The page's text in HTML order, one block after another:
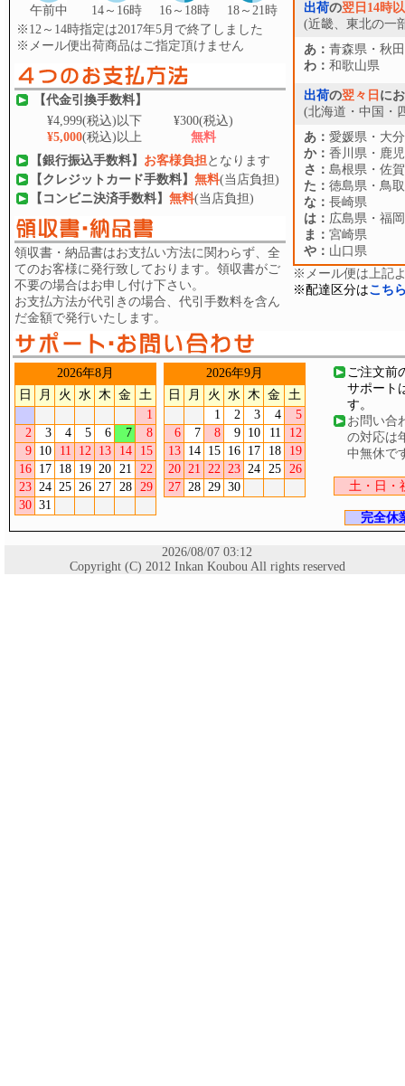
午前中 14～16時 16～18時
18～21時
※12～14時指定は2017年5月で終了しました
※メール便出荷商品はご指定頂けません
【代金引換手数料】
¥4,999(税込)以下 ¥300(税込)
¥5,000(税込)以上
無料
【銀行振込手数料】 お客様負担となります
【クレジットカード手数料】 無料(当店負担)
【コンビニ決済手数料】 無料(当店負担)
領収書・納品書はお支払い方法に関わらず、全
てのお客様に発行致しております。領収書がご
不要の場合はお申し付け下さい。
お支払方法が代引きの場合、代引手数料を含ん
だ金額で発行いたします。
出荷の翌日14時
(近畿、東北の一
あ： 青森県・秋
わ： 和歌山県
出荷の翌々日 に
(北海道・中国・
あ： 愛媛県・大
か： 香川県・鹿
さ： 島根県・佐
た： 徳島県・鳥
な： 長崎県
は： 広島県・福
ま： 宮崎県
や： 山口県
※メール便は上記
※配達区分はこち
ご注文前
サポート
す。
お問い合
の対応は
中無休で
土・日
完全
2026年8月
日
月 火 水 木 金
土
1
2
3 4 5 6 7
8
9 10 11 12 13 14
15
16 17 18 19 20 21
22
23 24 25 26 27 28 29
30 31
2026年9月
日
月 火 水 木 金
土
1
2 3 4
5
6
7 8 9 10 11
12
13 14 15 16 17 18
19
20 21 22 23 24 25 26
27 28 29 30
2026/08/07 03:12
Copyright (C) 2012 Inkan Koubou All rights reserved